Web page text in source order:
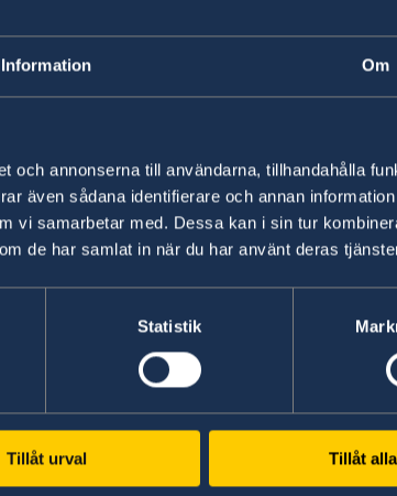
Information Om
och annonserna till användarna, tillhandahålla
även sådana identifierare och annan
vi samarbetar med. Dessa kan i sin tur
de har samlat in när du har använt deras
Statistik
Tillåt urval Tillåt alla
flygtrafiken
krisen i Mellanöstern leder till såväl
är därför viktigt att hålla sig informerad
Förutsättningarna kan ändras med kort
har goda marginaler vid flygresor,
dessa osäkerheter i flygtrafiken.